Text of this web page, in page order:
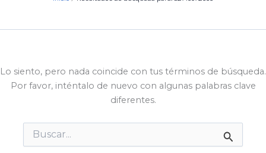
Lo siento, pero nada coincide con tus términos de búsqueda.
Por favor, inténtalo de nuevo con algunas palabras clave
diferentes.
Buscar
por: